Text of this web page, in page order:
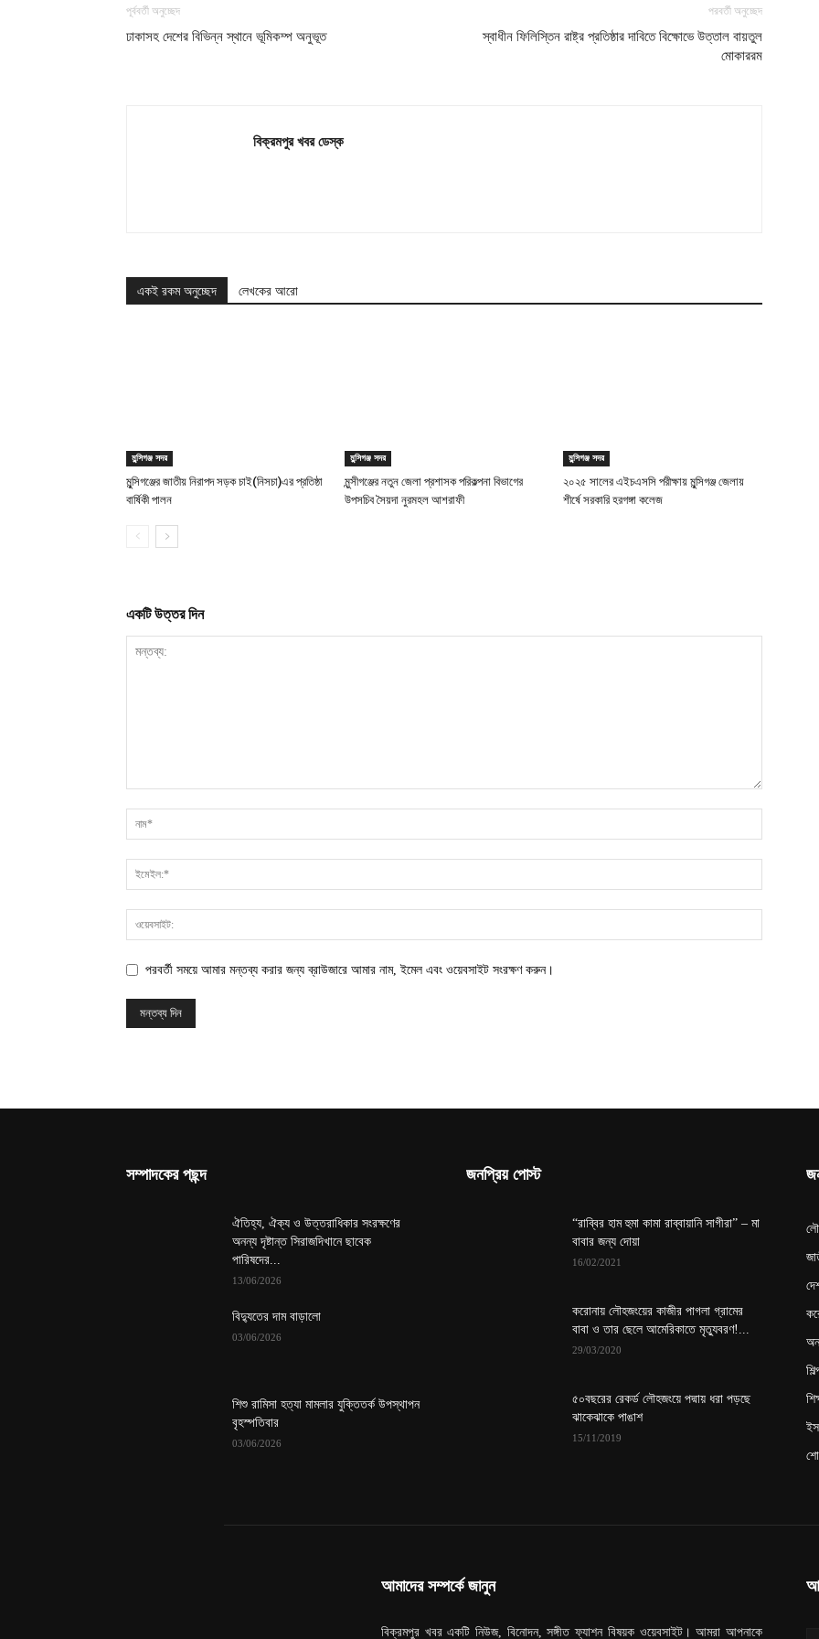
পূর্ববর্তী অনুচ্ছেদ
ঢাকাসহ দেশের বিভিন্ন স্থানে ভূমিকম্প অনুভূত
পরবর্তী অনুচ্ছেদ
স্বাধীন ফিলিস্তিন রাষ্ট্র প্রতিষ্ঠার দাবিতে বিক্ষোভে উত্তাল বায়তুল
মোকাররম
বিক্রমপুর খবর ডেস্ক
একই রকম অনুচ্ছেদ লেখকের আরো
মুন্সিগঞ্জ সদর
মুন্সিগঞ্জের জাতীয় নিরাপদ সড়ক চাই(নিসচা)এর প্রতিষ্ঠা
বার্ষিকী পালন
মুন্সিগঞ্জ সদর
মুন্সীগঞ্জের নতুন জেলা প্রশাসক পরিকল্পনা বিভাগের
উপসচিব সৈয়দা নুরমহল আশরাফী
মুন্সিগঞ্জ সদর
২০২৫ সালের এইচএসসি পরীক্ষায় মুন্সিগঞ্জ জেলায়
শীর্ষে সরকারি হরগঙ্গা কলেজ
একটি উত্তর দিন
পরবর্তী সময়ে আমার মন্তব্য করার জন্য ব্রাউজারে আমার নাম, ইমেল এবং ওয়েবসাইট সংরক্ষণ করুন।
সম্পাদকের পছন্দ
ঐতিহ্য, ঐক্য ও উত্তরাধিকার সংরক্ষণের
অনন্য দৃষ্টান্ত সিরাজদিখানে ছাবেক
পারিষদের...
13/06/2026
বিদ্যুতের দাম বাড়ালো
03/06/2026
শিশু রামিসা হত্যা মামলার যুক্তিতর্ক উপস্থাপন
বৃহস্পতিবার
03/06/2026
জনপ্রিয় পোস্ট
“রাব্বির হাম হুমা কামা রাব্বায়ানি সাগীরা” – মা
বাবার জন্য দোয়া
16/02/2021
করোনায় লৌহজংয়ের কাজীর পাগলা গ্রামের
বাবা ও তার ছেলে আমেরিকাতে মৃত্যুবরণ!...
29/03/2020
৫০বছরের রেকর্ড লৌহজংয়ে পদ্মায় ধরা পড়ছে
ঝাকেঝাকে পাঙাশ
15/11/2019
আমাদের সম্পর্কে জানুন
বিক্রমপুর খবর একটি নিউজ, বিনোদন, সঙ্গীত ফ্যাশন বিষয়ক ওয়েবসাইট। আমরা আপনাকে